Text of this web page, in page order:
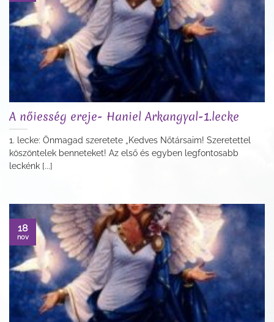
A nőiesség ereje- Haniel Arkangyal-1.lecke
1. lecke: Önmagad szeretete „Kedves Nőtársaim! Szeretettel
köszöntelek benneteket! Az első és egyben legfontosabb
leckénk [...]
18
nov